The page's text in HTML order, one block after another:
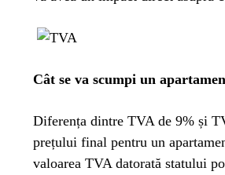
Cât se va scumpi un
Diferența dintre TVA de 9% și
prețului final pentru un
valoarea TVA datorată statului